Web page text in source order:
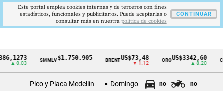
CintilloSMMLV$1.750.905 BRENT US$73,48
▼ 1.12
ORO US$3342,60 COLCAP
Pico y Placa Medellín Domingo no no
Este portal emplea cookies internas y de terceros con fines
estadísticos, funcionales y publicitarios. Puede aceptarlas o
consultar más en nuestra politica de cookies
CONTINUAR